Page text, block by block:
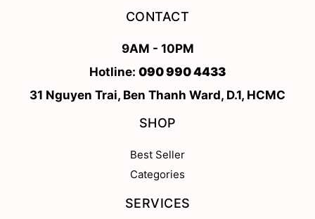
CONTACT
9AM - 10PM
Hotline: 090 990 4433
31 Nguyen Trai, Ben Thanh Ward, D.1, HCMC
SHOP
Best Seller
Categories
SERVICES